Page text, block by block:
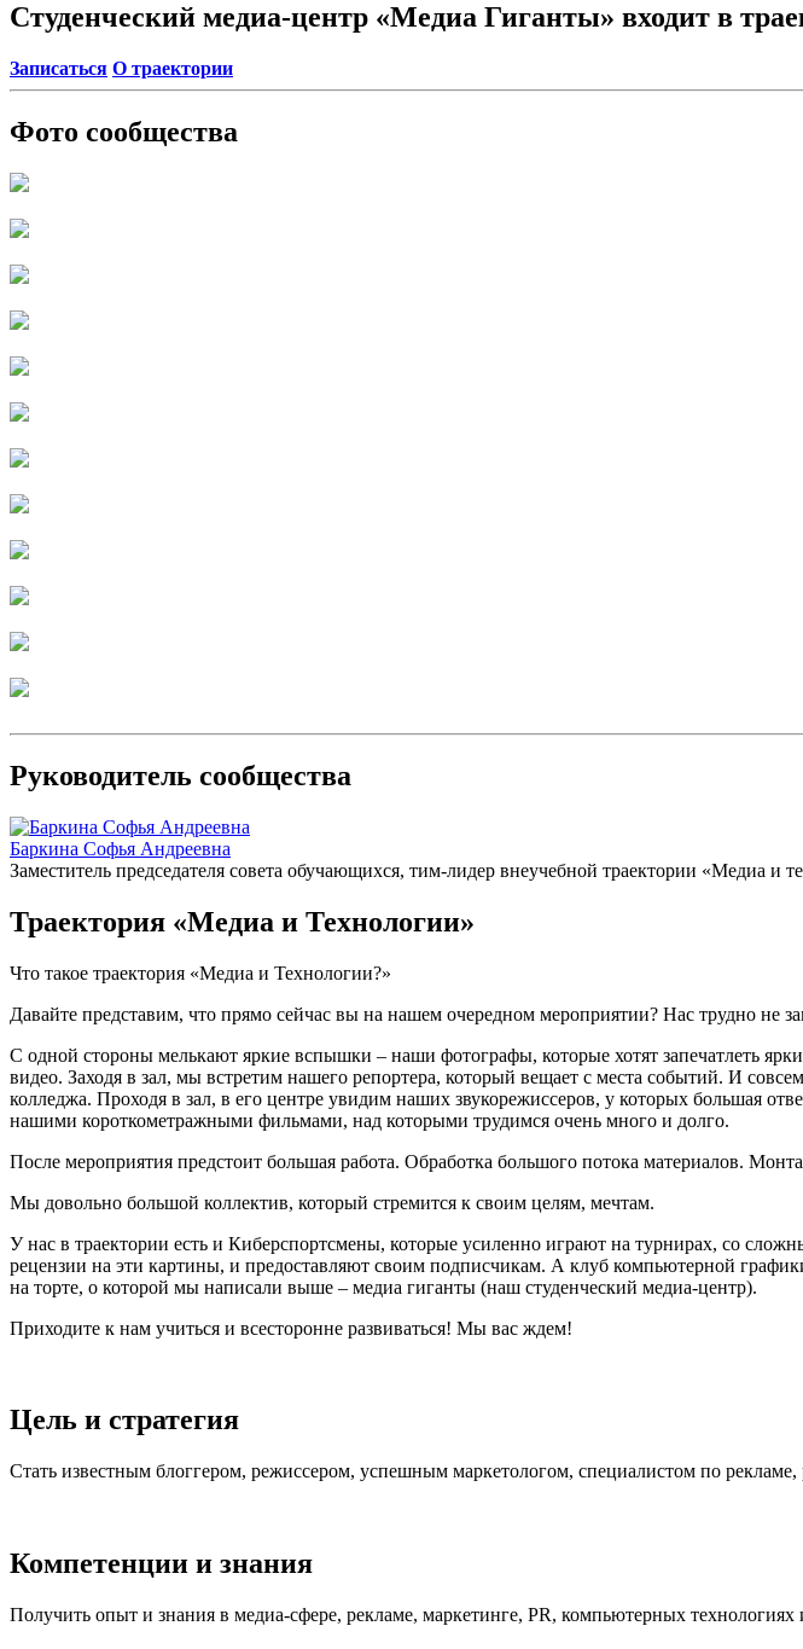
Студенческий медиа-центр «Медиа Гиганты» входит в
Записаться О траектории
Фото сообщества
Руководитель сообщества
Баркина Софья Андреевна
Заместитель председателя совета обучающихся, тим-лидер внеучебной траектории «Медиа и
Траектория «Медиа и Технологии»
Что такое траектория «Медиа и Технологии?»
Давайте представим, что прямо сейчас вы на нашем очередном мероприятии? Нас трудно не
С одной стороны мелькают яркие вспышки – наши фотографы, которые хотят запечатлеть
видео. Заходя в зал, мы встретим нашего репортера, который вещает с места событий. И
колледжа. Проходя в зал, в его центре увидим наших звукорежиссеров, у которых большая
нашими короткометражными фильмами, над которыми трудимся очень много и долго.
После мероприятия предстоит большая работа. Обработка большого потока материалов.
Мы довольно большой коллектив, который стремится к своим целям, мечтам.
У нас в траектории есть и Киберспортсмены, которые усиленно играют на турнирах, со
рецензии на эти картины, и предоставляют своим подписчикам. А клуб компьютерной
на торте, о которой мы написали выше – медиа гиганты (наш студенческий медиа-центр).
Приходите к нам учиться и всесторонне развиваться! Мы вас ждем!
Цель и стратегия
Стать известным блоггером, режиссером, успешным маркетологом, специалистом по
Компетенции и знания
Получить опыт и знания в медиа-сфере, рекламе, маркетинге, PR, компьютерных